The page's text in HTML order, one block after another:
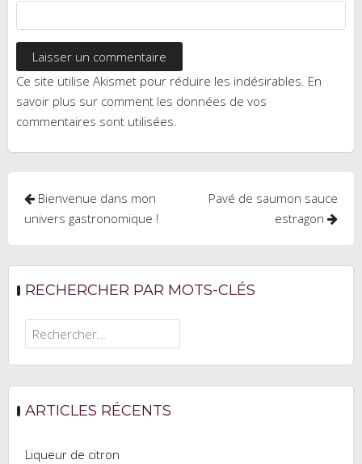
Ce site utilise Akismet pour réduire les indésirables. En
savoir plus sur comment les données de vos
commentaires sont utilisées.
Navigation
de
Bienvenue dans mon
univers gastronomique !
Pavé de saumon sauce
estragon
RECHERCHER PAR MOTS-CLÉS
Rechercher :
ARTICLES RÉCENTS
Liqueur de citron